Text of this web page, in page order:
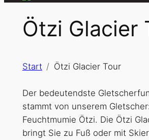
Ötzi Glacier
Start Ötzi Glacier Tour
Der bedeutendste
stammt von unserem
Feuchtmumie Ötzi. Die Ötzi
bringt Sie zu Fuß oder mit